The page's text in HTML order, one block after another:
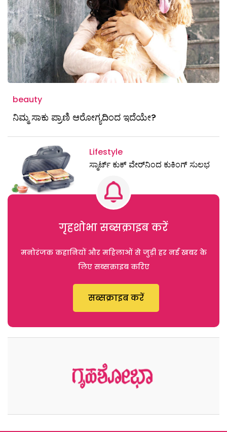
beauty
ನಿಮ್ಮ ಸಾಕು ಪ್ರಾಣಿ ಆರೋಗ್ಯದಿಂದ ಇದೆಯೇ?
Lifestyle
ಸ್ಮಾರ್ಟ್‌ ಕುಕ್‌ ವೇರ್‌ನಿಂದ ಕುಕಿಂಗ್‌ ಸುಲಭ
गृहशोभा सब्सक्राइब करें
मनोरंजक कहानियों और महिलाओं से जुड़ी हर नई खबर के
लिए सब्सक्राइब करिए
सब्सक्राइब करें